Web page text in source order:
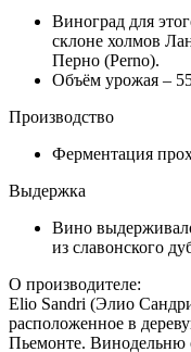
Виноград для
склоне холмов
Перно (Perno).
Объём урожая – 55
Производство
Ферментация
Выдержка
Вино
из славонского
О производителе:
Elio Sandri (Элио
расположенное в
Пьемонте. Винодельню